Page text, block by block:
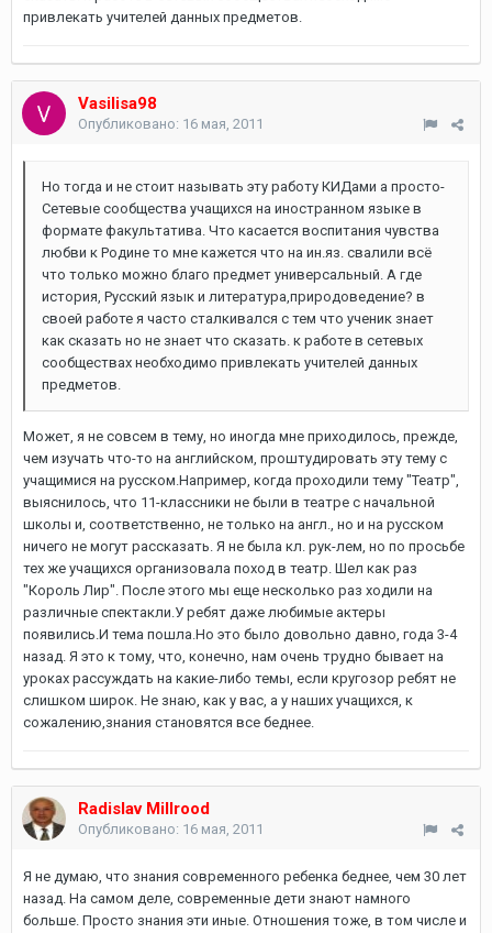
привлекать учителей данных предметов.
Vasilisa98
Опубликовано: 16 мая, 2011
Но тогда и не стоит называть эту работу КИДами а просто-
Сетевые сообщества учащихся на иностранном языке в
формате факультатива. Что касается воспитания чувства
любви к Родине то мне кажется что на ин.яз. свалили всё
что только можно благо предмет универсальный. А где
история, Русский язык и литература,природоведение? в
своей работе я часто сталкивался с тем что ученик знает
как сказать но не знает что сказать. к работе в сетевых
сообществах необходимо привлекать учителей данных
предметов.
Может, я не совсем в тему, но иногда мне приходилось, прежде,
чем изучать что-то на английском, проштудировать эту тему с
учащимися на русском.Например, когда проходили тему "Театр",
выяснилось, что 11-классники не были в театре с начальной
школы и, соответственно, не только на англ., но и на русском
ничего не могут рассказать. Я не была кл. рук-лем, но по просьбе
тех же учащихся организовала поход в театр. Шел как раз
"Король Лир". После этого мы еще несколько раз ходили на
различные спектакли.У ребят даже любимые актеры
появились.И тема пошла.Но это было довольно давно, года 3-4
назад. Я это к тому, что, конечно, нам очень трудно бывает на
уроках рассуждать на какие-либо темы, если кругозор ребят не
слишком широк. Не знаю, как у вас, а у наших учащихся, к
сожалению,знания становятся все беднее.
Radislav Millrood
Опубликовано: 16 мая, 2011
Я не думаю, что знания современного ребенка беднее, чем 30 лет
назад. На самом деле, современные дети знают намного
больше. Просто знания эти иные. Отношения тоже, в том числе и